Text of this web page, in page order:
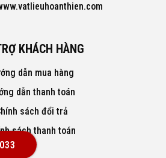
KHÁCH HÀNG
dẫn mua hàng
dẫn thanh toán
sách đổi trả
sách thanh toán